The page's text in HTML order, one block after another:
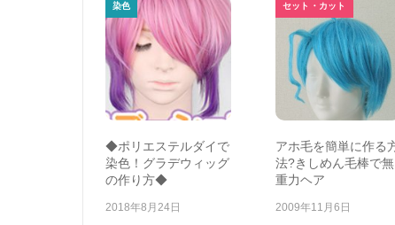
染色
◆ポリエステルダイで
染色！グラデウィッグ
の作り方◆
2018年8月24日
セット・カット
アホ毛を簡単に作る
法?きしめん毛棒で無
重力ヘア
2009年11月6日